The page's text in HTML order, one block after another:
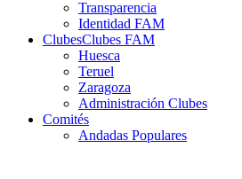
Transparencia
Identidad FAM
ClubesClubes FAM
Huesca
Teruel
Zaragoza
Administración Clubes
Comités
Andadas Populares